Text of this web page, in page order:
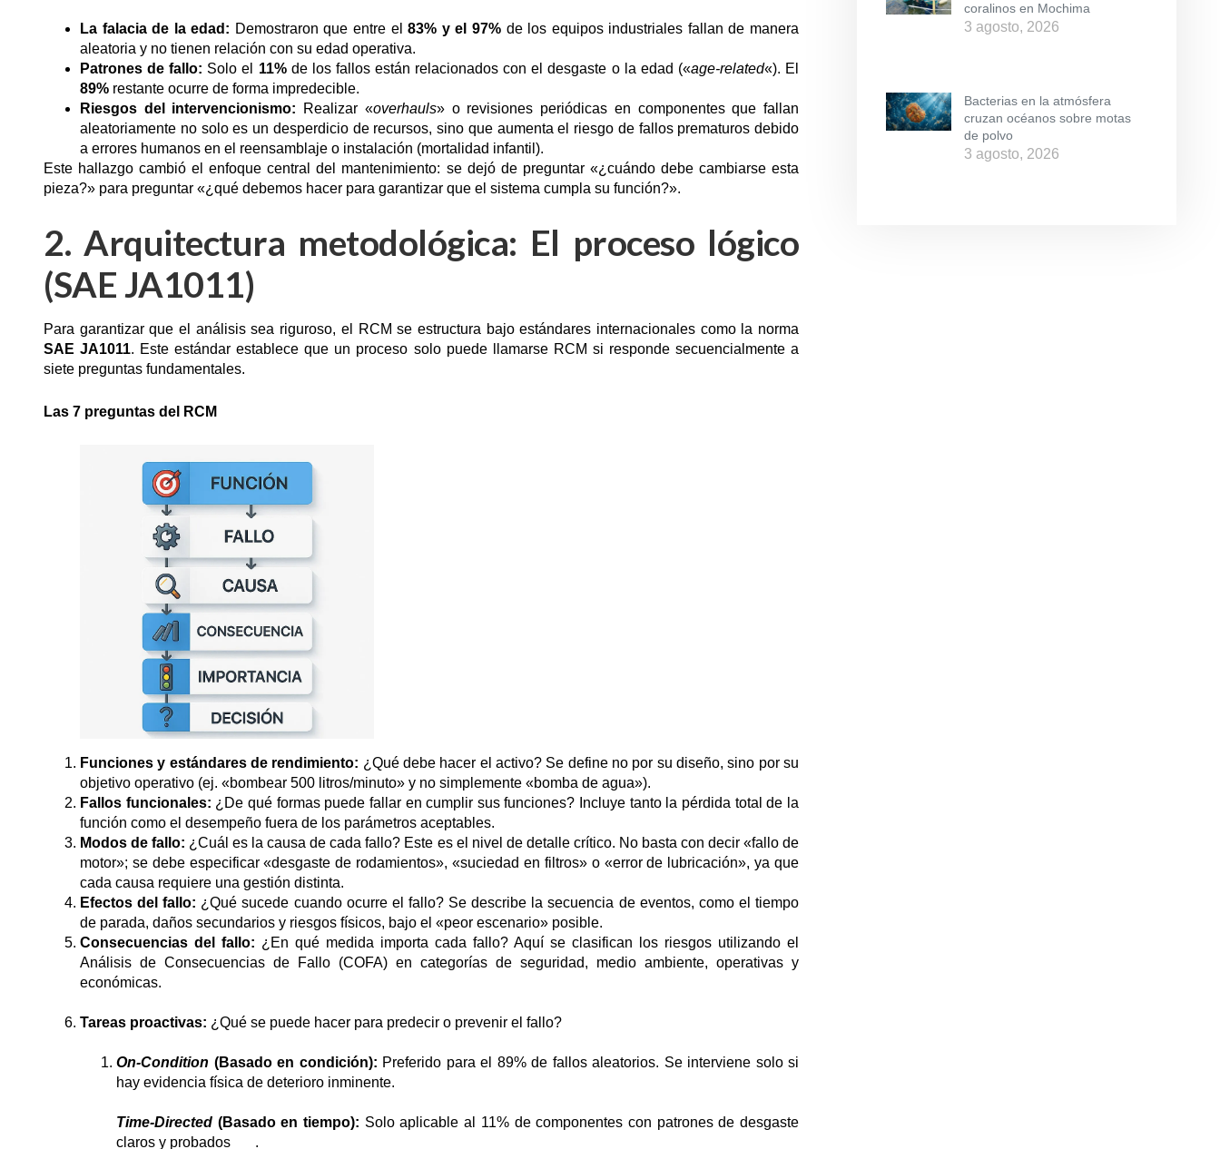
La falacia de la edad: Demostraron que entre el83% y el 97%de los equipos industriales fallan de manera
aleatoria y no tienen relación con su edad operativa.
Patrones de fallo: Solo el 11%de los fallos están relacionados con el desgaste o la edad («age-related«). El
89% restante ocurre de forma impredecible.
Riesgos del intervencionismo: Realizar «overhauls» o revisiones periódicas en componentes que fallan
aleatoriamente no solo es un desperdicio de recursos, sino que aumenta el riesgo de fallos prematuros debido
a errores humanos en el reensamblaje o instalación (mortalidad infantil).
Este hallazgo cambió el enfoque central del mantenimiento: se dejó de preguntar «¿cuándo debe cambiarse esta
pieza?» para preguntar «¿qué debemos hacer para garantizar que el sistema cumpla su función?».
2. Arquitectura metodológica: El proceso lógico
(SAE JA1011)
Para garantizar que el análisis sea riguroso, el RCM se estructura bajo estándares internacionales como la norma
SAE JA1011. Este estándar establece que un proceso solo puede llamarse RCM si responde secuencialmente a
siete preguntas fundamentales.
Las 7 preguntas del RCM
Funciones y estándares de rendimiento: ¿Qué debe hacer el activo? Se define no por su diseño, sino por su
objetivo operativo (ej. «bombear 500 litros/minuto» y no simplemente «bomba de agua»).
Fallos funcionales: ¿De qué formas puede fallar en cumplir sus funciones? Incluye tanto la pérdida total de la
función como el desempeño fuera de los parámetros aceptables.
Modos de fallo: ¿Cuál es la causa de cada fallo? Este es el nivel de detalle crítico. No basta con decir «fallo de
motor»; se debe especificar «desgaste de rodamientos», «suciedad en filtros» o «error de lubricación», ya que
cada causa requiere una gestión distinta.
Efectos del fallo: ¿Qué sucede cuando ocurre el fallo? Se describe la secuencia de eventos, como el tiempo
de parada, daños secundarios y riesgos físicos, bajo el «peor escenario» posible.
Consecuencias del fallo: ¿En qué medida importa cada fallo? Aquí se clasifican los riesgos utilizando el
Análisis de Consecuencias de Fallo (COFA) en categorías de seguridad, medio ambiente, operativas y
económicas.
Tareas proactivas: ¿Qué se puede hacer para predecir o prevenir el fallo?
On-Condition (Basado en condición): Preferido para el 89% de fallos aleatorios. Se interviene solo si
hay evidencia física de deterioro inminente.
Time-Directed (Basado en tiempo): Solo aplicable al 11% de componentes con patrones de desgaste
claros y probados
.
coralinos en Mochima
3 agosto, 2026
Bacterias en la atmósfera
cruzan océanos sobre motas
de polvo
3 agosto, 2026